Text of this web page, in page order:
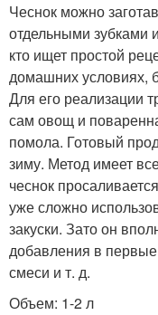
Чеснок можно
отдельными зубками
кто ищет простой
домашних условиях,
Для его реализации
сам овощ и
помола. Готовый
зиму. Метод имеет
чеснок
уже сложно
закуски. Зато он
добавления в
смеси и т. д.
Объем: 1-2 л